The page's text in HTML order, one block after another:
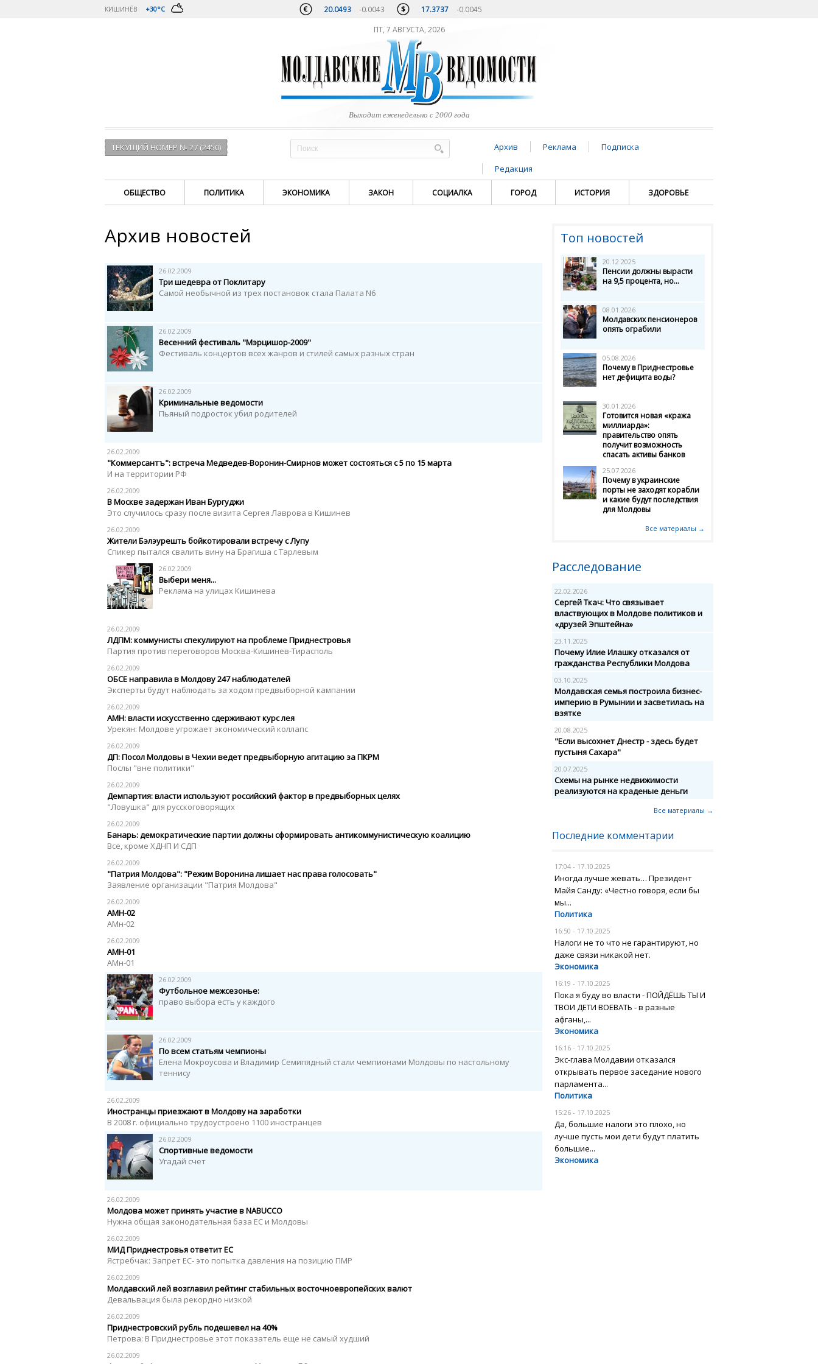
КИШИНЁВ +30°C 20.0493 -0.0043 17.3737 -0.0045
ПТ, 7 АВГУСТА, 2026
Выходит еженедельно с 2000 года
ТЕКУЩИЙ НОМЕР № 27 (2450) Архив Реклама
Подписка
Редакция
ОБЩЕСТВО ПОЛИТИКА ЭКОНОМИКА ЗАКОН СОЦИАЛКА ГОРОД ИСТОРИЯ ЗДОРОВЬЕ
Архив новостей
26.02.2009
Три шедевра от Поклитару
Самой необычной из трех постановок стала Палата N6
26.02.2009
Весенний фестиваль "Мэрцишор-2009"
Фестиваль концертов всех жанров и стилей самых разных стран
26.02.2009
Криминальные ведомости
Пьяный подросток убил родителей
26.02.2009
"Коммерсантъ": встреча Медведев-Воронин-Смирнов может состояться с 5 по 15 марта
И на территории РФ
26.02.2009
В Москве задержан Иван Бургуджи
Это случилось сразу после визита Сергея Лаврова в Кишинев
26.02.2009
Жители Бэлэурешть бойкотировали встречу с Лупу
Спикер пытался свалить вину на Брагиша с Тарлевым
26.02.2009
Выбери меня...
Реклама на улицах Кишинева
26.02.2009
ЛДПМ: коммунисты спекулируют на проблеме Приднестровья
Партия против переговоров Москва-Кишинев-Тирасполь
26.02.2009
ОБСЕ направила в Молдову 247 наблюдателей
Эксперты будут наблюдать за ходом предвыборной кампании
26.02.2009
АМН: власти искусственно сдерживают курс лея
Урекян: Молдове угрожает экономический коллапс
26.02.2009
ДП: Посол Молдовы в Чехии ведет предвыборную агитацию за ПКРМ
Послы "вне политики"
26.02.2009
Демпартия: власти используют российский фактор в предвыборных целях
"Ловушка" для русскоговорящих
26.02.2009
Банарь: демократические партии должны сформировать антикоммунистическую коалицию
Все, кроме ХДНП И СДП
26.02.2009
"Патрия Молдова": "Режим Воронина лишает нас права голосовать"
Заявление организации "Патрия Молдова"
26.02.2009
АМН-02
АМн-02
26.02.2009
АМН-01
АМн-01
26.02.2009
Футбольное межсезонье:
право выбора есть у каждого
26.02.2009
По всем статьям чемпионы
Елена Мокроусова и Владимир Семипядный стали чемпионами Молдовы по настольному
теннису
26.02.2009
Иностранцы приезжают в Молдову на заработки
В 2008 г. официально трудоустроено 1100 иностранцев
26.02.2009
Спортивные ведомости
Угадай счет
26.02.2009
Молдова может принять участие в NABUCCO
Нужна общая законодательная база ЕС и Молдовы
26.02.2009
МИД Приднестровья ответит ЕС
Ястребчак: Запрет ЕС- это попытка давления на позицию ПМР
26.02.2009
Молдавский лей возглавил рейтинг стабильных восточноевропейских валют
Девальвация была рекордно низкой
26.02.2009
Приднестровский рубль подешевел на 40%
Петрова: В Приднестровье этот показатель еще не самый худший
26.02.2009
Топ новостей
20.12.2025
Пенсии должны вырасти
на 9,5 процента, но...
08.01.2026
Молдавских пенсионеров
опять ограбили
05.08.2026
Почему в Приднестровье
нет дефицита воды?
30.01.2026
Готовится новая «кража
миллиарда»:
правительство опять
получит возможность
спасать активы банков
25.07.2026
Почему в украинские
порты не заходят корабли
и какие будут последствия
для Молдовы
Все материалы →
Расследование
22.02.2026
Сергей Ткач: Что связывает
властвующих в Молдове политиков и
«друзей Эпштейна»
23.11.2025
Почему Илие Илашку отказался от
гражданства Республики Молдова
03.10.2025
Молдавская семья построила бизнес-
империю в Румынии и засветилась на
взятке
20.08.2025
"Если высохнет Днестр - здесь будет
пустыня Сахара"
20.07.2025
Схемы на рынке недвижимости
реализуются на краденые деньги
Все материалы →
Последние комментарии
17:04 - 17.10.2025
Иногда лучше жевать… Президент
Майя Санду: «Честно говоря, если бы
мы...
Политика
16:50 - 17.10.2025
Налоги не то что не гарантируют, но
даже связи никакой нет.
Экономика
16:19 - 17.10.2025
Пока я буду во власти - ПОЙДЁШЬ ТЫ И
ТВОИ ДЕТИ ВОЕВАТЬ - в разные
афганы,...
Экономика
16:16 - 17.10.2025
Экс-глава Молдавии отказался
открывать первое заседание нового
парламента...
Политика
15:26 - 17.10.2025
Да, большие налоги это плохо, но
лучше пусть мои дети будут платить
большие...
Экономика